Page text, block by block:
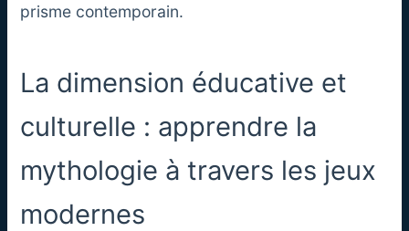
prisme contemporain.
La dimension éducative et
culturelle : apprendre la
mythologie à travers les jeux
modernes